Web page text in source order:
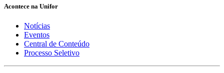
Acontece na Unifor
Notícias
Eventos
Central de Conteúdo
Processo Seletivo